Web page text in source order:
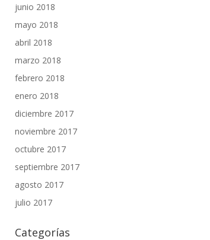
junio 2018
mayo 2018
abril 2018
marzo 2018
febrero 2018
enero 2018
diciembre 2017
noviembre 2017
octubre 2017
septiembre 2017
agosto 2017
julio 2017
Categorías